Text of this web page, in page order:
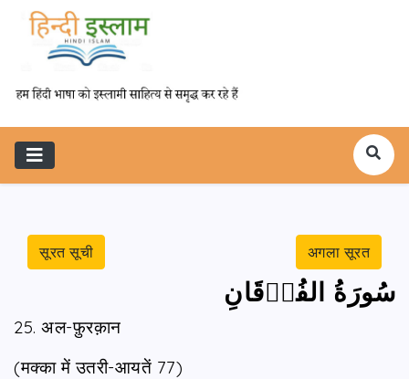
सूरत सूची अगला सूरत
سُورَةُ الفُرۡقَانِ
25. अल-फ़ुरक़ान
(मक्का में उतरी-आयतें 77)